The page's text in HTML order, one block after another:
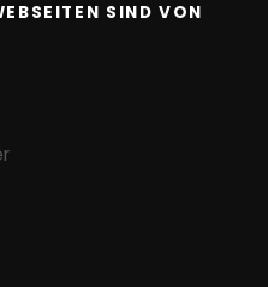
SIND VON